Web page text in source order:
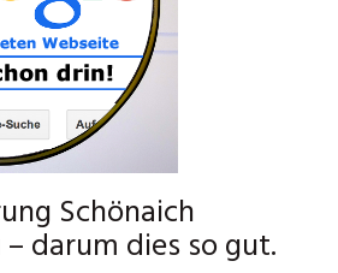
Schönaich
darum dies so gut.